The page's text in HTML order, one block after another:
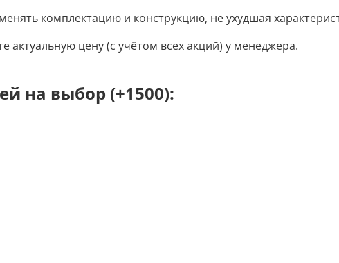
комплектацию и конструкцию, не ухудшая
актуальную цену (с учётом всех акций) у менеджера.
на выбор (+1500):